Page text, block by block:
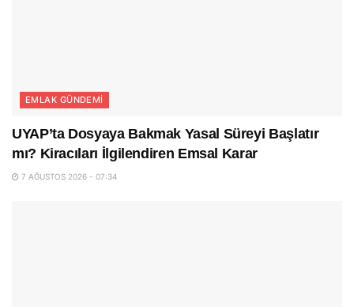
EMLAK GÜNDEMI
UYAP’ta Dosyaya Bakmak Yasal Süreyi Başlatır
mı? Kiracıları İlgilendiren Emsal Karar
7 AĞUSTOS 2026 - 07:34